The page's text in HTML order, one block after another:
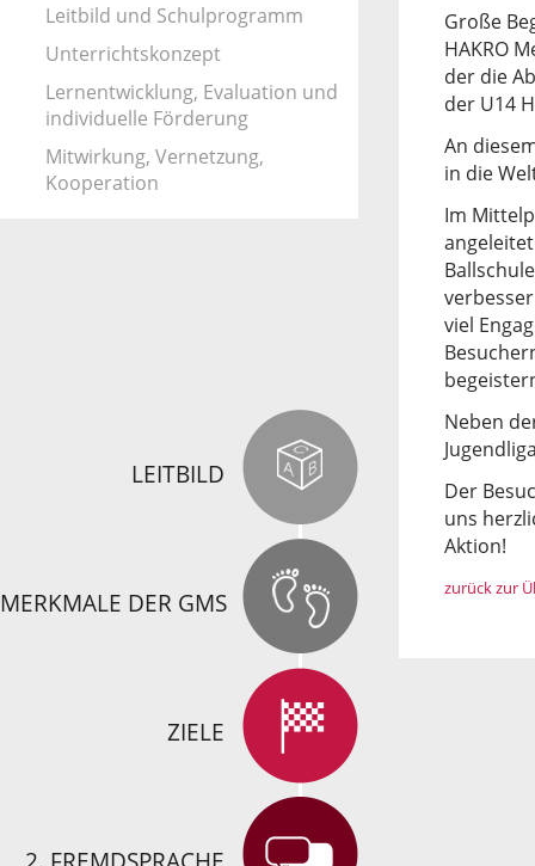
Leitbild und Schulprogramm
Unterrichtskonzept
Lernentwicklung, Evaluation und
individuelle Förderung
Mitwirkung, Vernetzung,
Kooperation
LEITBILD
MERKMALE DER GMS
ZIELE
Große
HAKRO
der die
der U14
An
in die
Im
viel
Neben
Der
uns
Aktion!
zurück zur